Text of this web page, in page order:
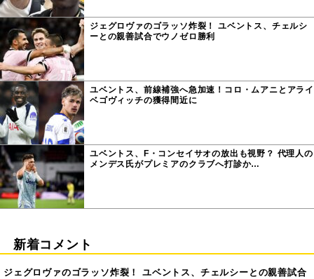
ジェグロヴァのゴラッソ炸裂！ ユベントス、チェルシ
ーとの親善試合でウノゼロ勝利
ユベントス、前線補強へ急加速！コロ・ムアニとアライ
ベゴヴィッチの獲得間近に
ユベントス、F・コンセイサオの放出も視野？ 代理人の
メンデス氏がプレミアのクラブへ打診か…
新着コメント
ジェグロヴァのゴラッソ炸裂！ ユベントス、チェルシーとの親善試合